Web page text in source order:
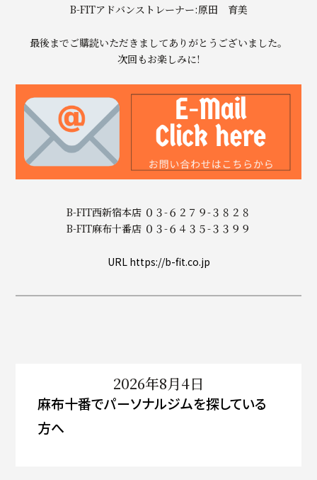
B-FITアドバンストレーナー:原田 育美
最後までご購読いただきましてありがとうございました。
次回もお楽しみに!
B-FIT西新宿本店 ０３-６２７９-３８２８
B-FIT麻布十番店 ０３-６４３５-３３９９
URL https://b-fit.co.jp
2026年8月4日
麻布十番でパーソナルジムを探している
方へ